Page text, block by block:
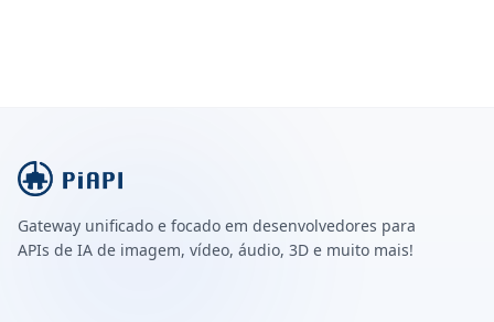
Gateway unificado e focado em desenvolvedores para
APIs de IA de imagem, vídeo, áudio, 3D e muito mais!